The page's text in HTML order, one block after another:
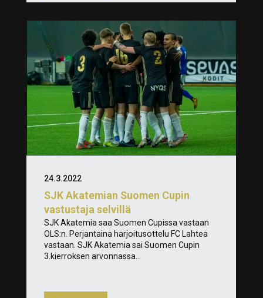
SJK Akatemian Suomen Cupin
vastustaja selvillä
24.3.2022
SJK Akatemia saa Suomen Cupissa vastaan
OLS:n. Perjantaina harjoitusottelu FC Lahtea
vastaan. SJK Akatemia sai Suomen Cupin
3.kierroksen arvonnassa...